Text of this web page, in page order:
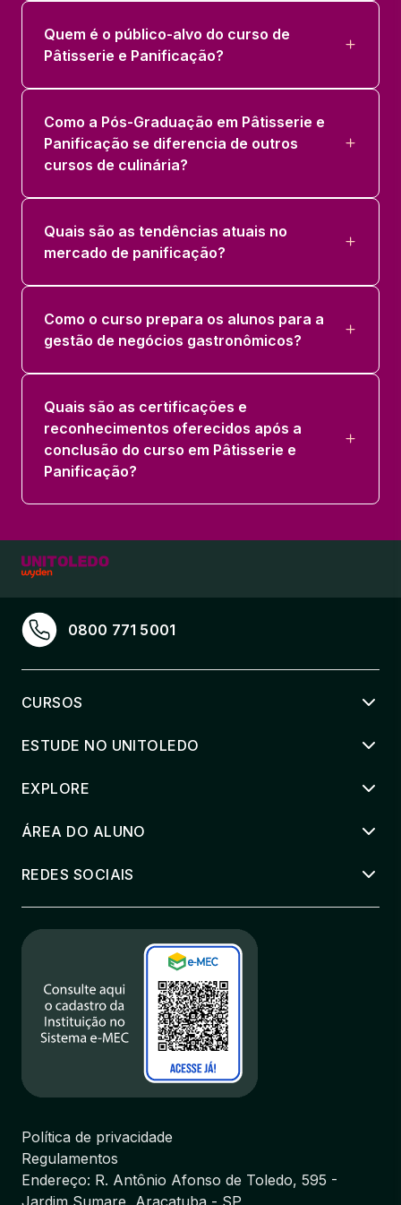
Quem é o público-alvo do curso de
Pâtisserie e Panificação?
Como a Pós-Graduação em Pâtisserie e
Panificação se diferencia de outros
cursos de culinária?
Quais são as tendências atuais no
mercado de panificação?
Como o curso prepara os alunos para a
gestão de negócios gastronômicos?
Quais são as certificações e
reconhecimentos oferecidos após a
conclusão do curso em Pâtisserie e
Panificação?
0800 771 5001
CURSOS
ESTUDE NO UNITOLEDO
EXPLORE
ÁREA DO ALUNO
REDES SOCIAIS
Política de privacidade
Regulamentos
Endereço: R. Antônio Afonso de Toledo, 595 -
Jardim Sumare, Araçatuba - SP